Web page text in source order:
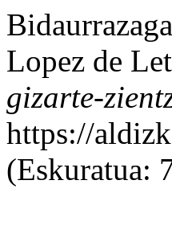
Lopez de
gizarte-
https://
(Eskuratua: